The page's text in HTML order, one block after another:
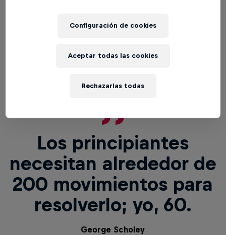
entrenar. Luego, Scholey empezó a interesarse por
Los principiantes
necesitan alrededor de
200 movimientos para
resolverlo; yo, 60.
George Scholey
Configuración de cookies
Rechazarlas todas
Aceptar todas las cookies